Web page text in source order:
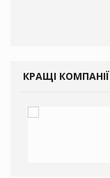
КРАЩІ КОМПАНІЇ